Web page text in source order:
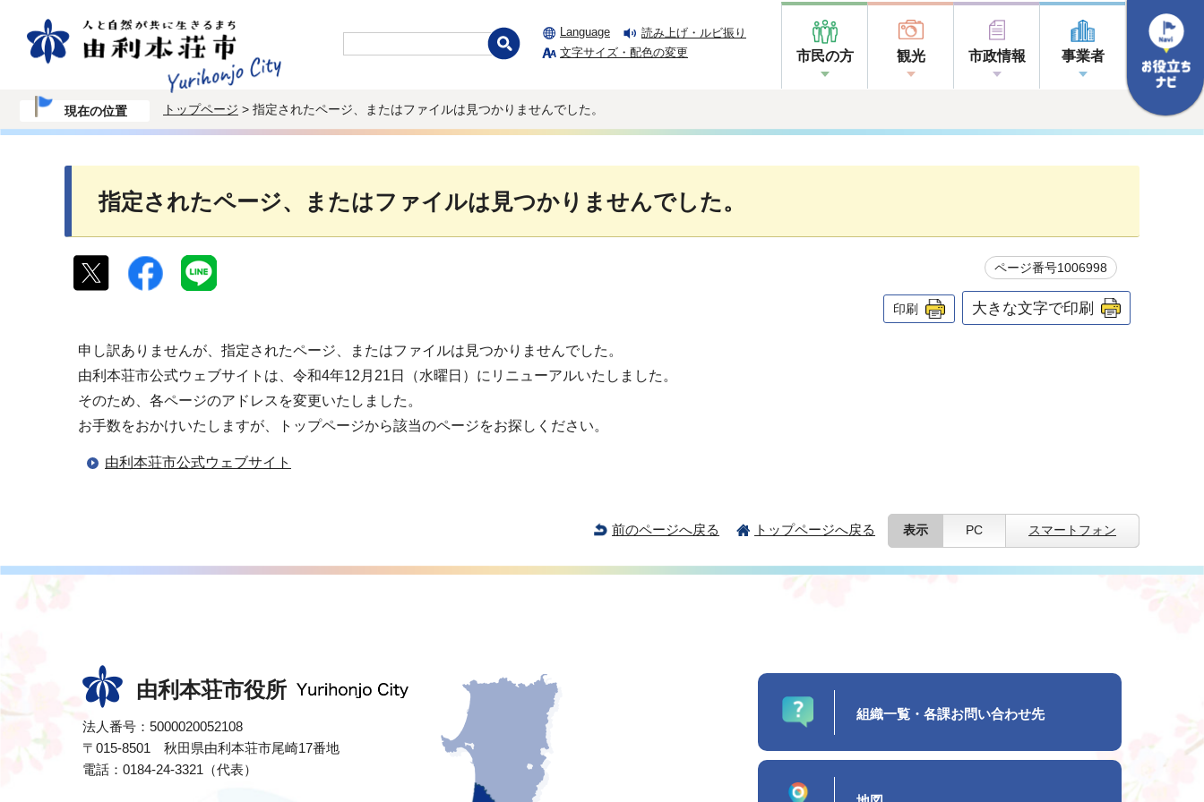
Language
読み上げ・ルビ振り
文字サイズ・配色の変更
市民の方 観光 市政情報 事業者
現在の位置 トップページ > 指定されたページ、またはファイルは見つかりませんでした。
指定されたページ、またはファイルは見つかりませんでした。
ページ番号1006998
印刷 大きな文字で印刷
申し訳ありませんが、指定されたページ、またはファイルは見つかりませんでした。
由利本荘市公式ウェブサイトは、令和4年12月21日（水曜日）にリニューアルいたしました。
そのため、各ページのアドレスを変更いたしました。
お手数をおかけいたしますが、トップページから該当のページをお探しください。
由利本荘市公式ウェブサイト
前のページへ戻る トップページへ戻る 表示 PC スマートフォン
由利本荘市役所
法人番号：5000020052108
〒015-8501 秋田県由利本荘市尾崎17番地
電話：0184-24-3321（代表）
組織一覧・各課お問い合わせ先